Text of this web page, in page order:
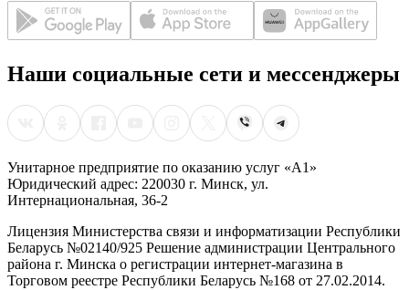
Наши социальные сети и мессенджеры
Унитарное предприятие по оказанию услуг «А1»
Юридический адрес: 220030 г. Минск, ул.
Интернациональная, 36-2
Лицензия Министерства связи и информатизации Республики
Беларусь №02140/925 Решение администрации Центрального
района г. Минска о регистрации интернет-магазина в
Торговом реестре Республики Беларусь №168 от 27.02.2014.